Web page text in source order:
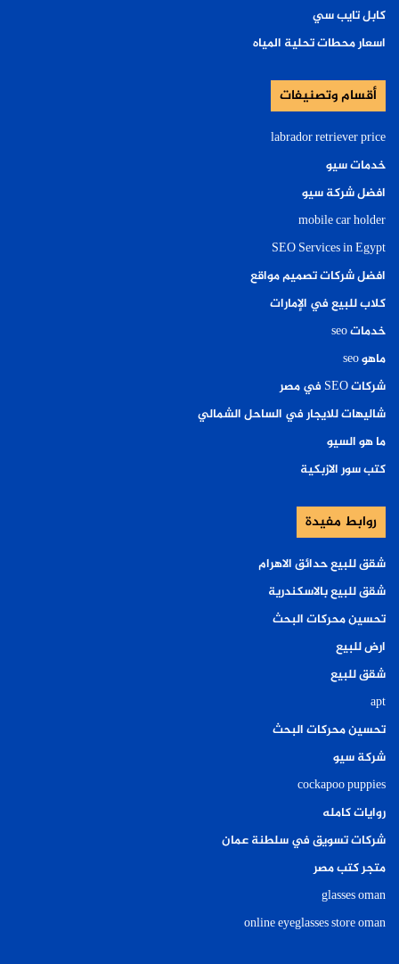
كابل تايب سي
اسعار محطات تحلية المياه
أقسام وتصنيفات
labrador retriever price
خدمات سيو
افضل شركة سيو
mobile car holder
SEO Services in Egypt
افضل شركات تصميم مواقع
كلاب للبيع في الإمارات
خدمات seo
ماهو seo
شركات SEO في مصر
شاليهات للايجار في الساحل الشمالي
ما هو السيو
كتب سور الازبكية
روابط مفيدة
شقق للبيع حدائق الاهرام
شقق للبيع بالاسكندرية
تحسين محركات البحث
ارض للبيع
شقق للبيع
apt
تحسين محركات البحث
شركة سيو
cockapoo puppies
روايات كامله
شركات تسويق في سلطنة عمان
متجر كتب مصر
glasses oman
online eyeglasses store oman